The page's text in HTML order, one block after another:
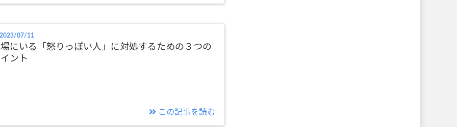
07/11
にいる「怒りっぽい人」に対処するための３つの
ント
この記事を読む